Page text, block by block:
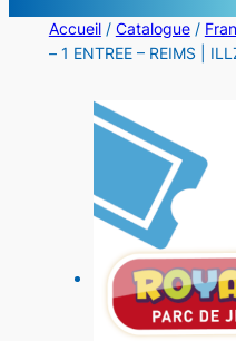
Accueil/ Catalogue/
– 1 ENTREE – REIMS |